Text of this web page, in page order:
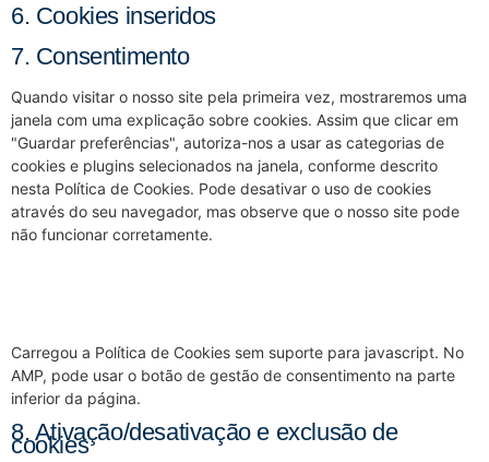
6. Cookies inseridos
7. Consentimento
Quando visitar o nosso site pela primeira vez, mostraremos uma
janela com uma explicação sobre cookies. Assim que clicar em
"Guardar preferências", autoriza-nos a usar as categorias de
cookies e plugins selecionados na janela, conforme descrito
nesta Política de Cookies. Pode desativar o uso de cookies
através do seu navegador, mas observe que o nosso site pode
não funcionar corretamente.
Carregou a Política de Cookies sem suporte para javascript. No
AMP, pode usar o botão de gestão de consentimento na parte
inferior da página.
8. Ativação/desativação e exclusão de
cookies